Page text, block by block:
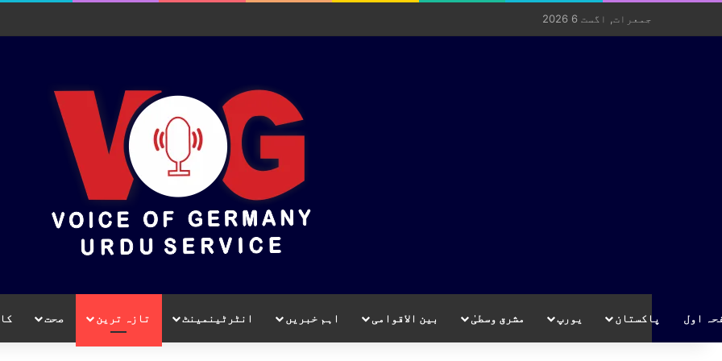
جمعرات, اگست 6 2026
اول پاکستان یورپ مشرق وسطیٰ بین الاقوامی اہم خبریں انٹرٹینمینٹ تازہ ترین صحت